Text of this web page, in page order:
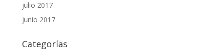
julio 2017
junio 2017
Categorías